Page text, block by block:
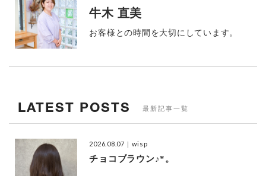
牛木 直美
お客様との時間を大切にしています。
LATEST POSTS 最新記事一覧
2026.08.07 ｜wisp
チョコブラウン♪*。